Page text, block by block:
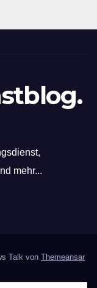
mehr...
Talk von Themeansar